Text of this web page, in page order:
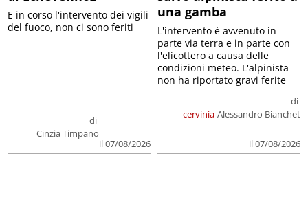
di
Cinzia Timpano
il 07/08/2026
E in corso l'intervento dei vigili
del fuoco, non ci sono feriti
una gamba
cervinia
di
Alessandro Bianchet
il 07/08/2026
L'intervento è avvenuto in
parte via terra e in parte con
l'elicottero a causa delle
condizioni meteo. L'alpinista
non ha riportato gravi ferite